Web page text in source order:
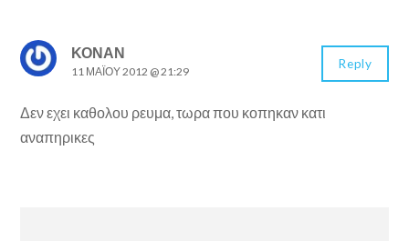
ΚΟΝΑΝ
11 ΜΑΪ́ΟΥ 2012 @ 21:29
Δεν εχει καθολου ρευμα, τωρα που κοπηκαν κατι
αναπηρικες
Reply